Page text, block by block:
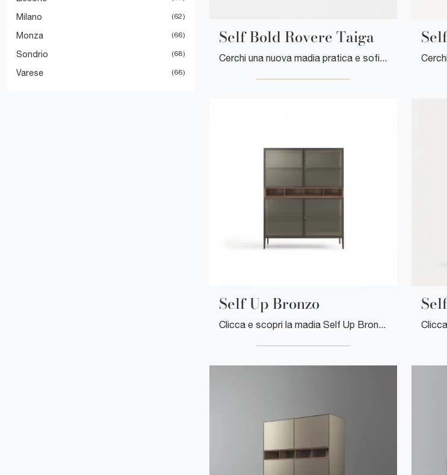
Milano 62
Monza 66
Sondrio 68
Varese 66
Self Bold Rovere Taiga
Cerchi una nuova madia pratica e sofisticata dalle linee moderne? Ecco a te il modello Self Bold Rovere Taiga di Rimadesio, realizzato in legno.
Self Up Bronzo
Clicca e scopri la madia Self Up Bronzo Rimadesio: se desideri mobili in vetro per stanze moderne, questa è l'acquisto perfetto per te!